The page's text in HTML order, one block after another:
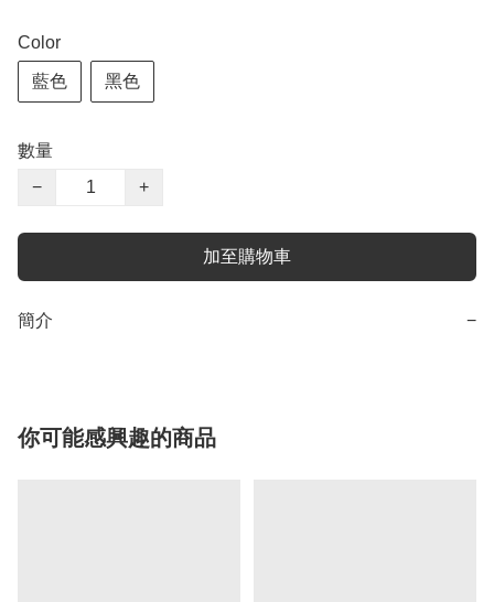
Color
藍色 黑色
數量
−
+
加至購物車
簡介 −
你可能感興趣的商品